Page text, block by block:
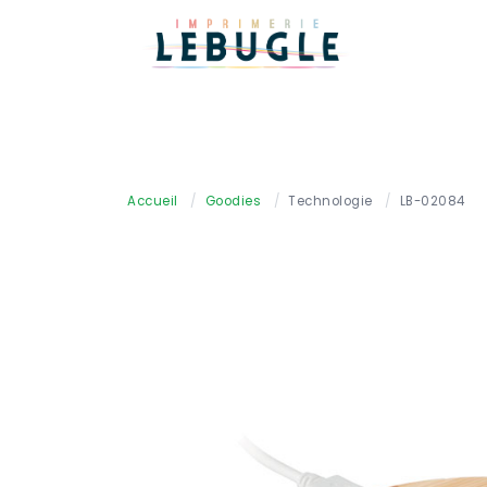
Accueil / Goodies / Technologie / LB-02084